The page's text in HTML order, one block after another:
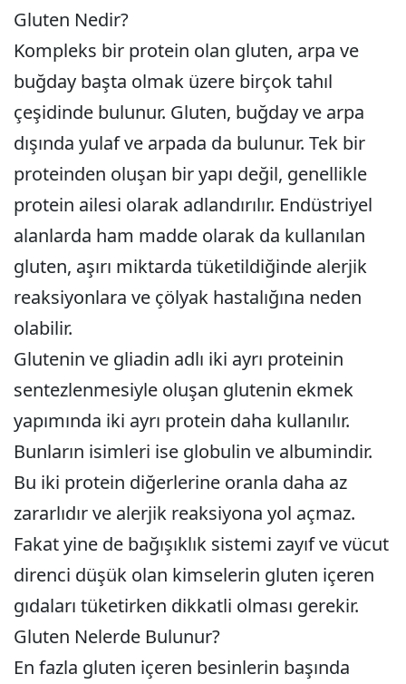
Gluten Nedir?
Kompleks bir protein olan gluten, arpa ve
buğday başta olmak üzere birçok tahıl
çeşidinde bulunur. Gluten, buğday ve arpa
dışında yulaf ve arpada da bulunur. Tek bir
proteinden oluşan bir yapı değil, genellikle
protein ailesi olarak adlandırılır. Endüstriyel
alanlarda ham madde olarak da kullanılan
gluten, aşırı miktarda tüketildiğinde alerjik
reaksiyonlara ve çölyak hastalığına neden
olabilir.
Glutenin ve gliadin adlı iki ayrı proteinin
sentezlenmesiyle oluşan glutenin ekmek
yapımında iki ayrı protein daha kullanılır.
Bunların isimleri ise globulin ve albumindir.
Bu iki protein diğerlerine oranla daha az
zararlıdır ve alerjik reaksiyona yol açmaz.
Fakat yine de bağışıklık sistemi zayıf ve vücut
direnci düşük olan kimselerin gluten içeren
gıdaları tüketirken dikkatli olması gerekir.
Gluten Nelerde Bulunur?
En fazla gluten içeren besinlerin başında